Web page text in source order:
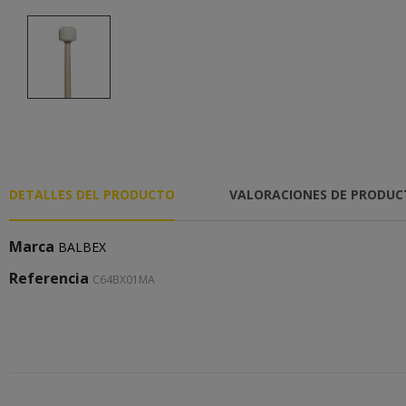
DETALLES DEL PRODUCTO VALORACIONES DE
Marca BALBEX
Referencia C64BX01MA